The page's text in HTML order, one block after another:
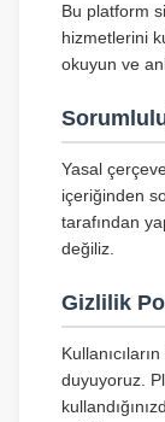
Bu platform
hizmetlerini
okuyun ve
Yasal
içeriğinden
tarafından
değiliz.
Gizlilik
duyuyoruz.